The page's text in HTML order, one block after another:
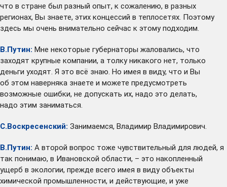
что в стране был разный опыт, к сожалению, в разных
регионах, Вы знаете, этих концессий в теплосетях. Поэтому
здесь мы очень внимательно сейчас к этому подходим.
В.Путин: Мне некоторые губернаторы жаловались, что
заходят крупные компании, а толку никакого нет, только
деньги уходят. Я это всё знаю. Но имея в виду, что и Вы
об этом наверняка знаете и можете предусмотреть
возможные ошибки, не допускать их, надо это делать,
надо этим заниматься.
С.Воскресенский: Занимаемся, Владимир Владимирович.
В.Путин: А второй вопрос тоже чувствительный для людей, я
так понимаю, в Ивановской области, – это накопленный
ущерб в экологии, прежде всего имея в виду объекты
химической промышленности, и действующие, и уже